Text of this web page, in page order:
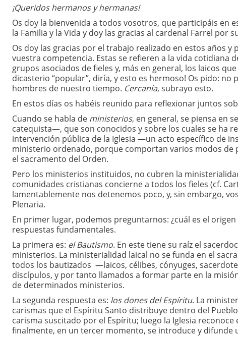
¡Queridos hermanos y hermanas!
Os doy la bienvenida a todos vosotros, que participáis en
la Familia y la Vida y doy las gracias al cardenal Farrel por
Os doy las gracias por el trabajo realizado en estos años
vuestra competencia. Estas se refieren a la vida cotidiana
grupos asociados de fieles y, más en general, los laicos
dicasterio “popular”, diría, y esto es hermoso! Os pido:
hombres de nuestro tiempo. Cercanía, subrayo esto.
En estos días os habéis reunido para reflexionar juntos
Cuando se habla de ministerios, en general, se piensa en
catequista—, que son conocidos y sobre los cuales se ha
intervención pública de la Iglesia —un acto específico de
ministerio ordenado, porque comportan varios modos
el sacramento del Orden.
Pero los ministerios instituidos, no cubren la
comunidades cristianas concierne a todos los fieles (cf.
lamentablemente nos detenemos poco, y, sin embargo,
Plenaria.
En primer lugar, podemos preguntarnos: ¿cuál es el
respuestas fundamentales.
La primera es: el Bautismo. En este tiene su raíz el
ministerios. La ministerialidad laical no se funda en el
todos los bautizados —laicos, célibes, cónyuges,
discípulos, y por tanto llamados a formar parte en la
de determinados ministerios.
La segunda respuesta es: los dones del Espíritu. La
carismas que el Espíritu Santo distribuye dentro del
carisma suscitado por el Espíritu; luego la Iglesia
finalmente, en un tercer momento, se introduce y difunde